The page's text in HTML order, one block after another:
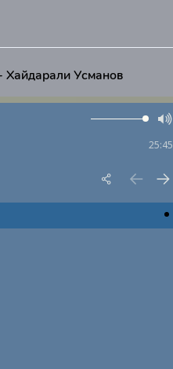
Хайдарали Усманов
25:45